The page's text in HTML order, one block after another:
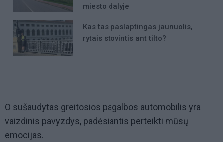
miesto dalyje
Kas tas paslaptingas jaunuolis,
rytais stovintis ant tilto?
O sušaudytas greitosios pagalbos automobilis yra
vaizdinis pavyzdys, padėsiantis perteikti mūsų
emocijas.